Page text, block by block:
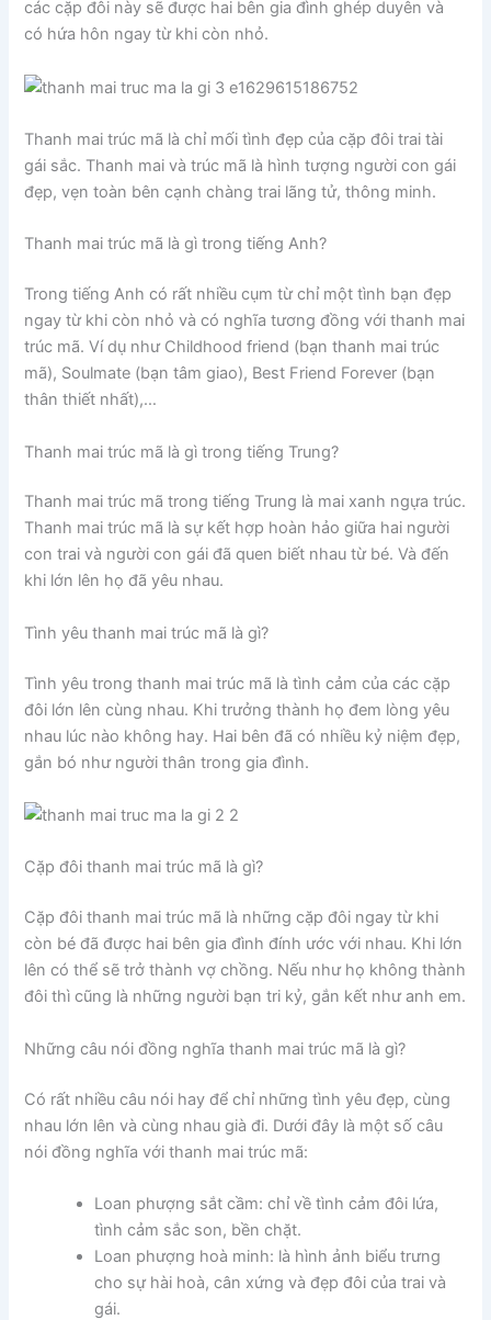
các cặp đôi này sẽ được hai bên gia đình ghép duyên và
có hứa hôn ngay từ khi còn nhỏ.
Thanh mai trúc mã là chỉ mối tình đẹp của cặp đôi trai tài
gái sắc. Thanh mai và trúc mã là hình tượng người con gái
đẹp, vẹn toàn bên cạnh chàng trai lãng tử, thông minh.
Thanh mai trúc mã là gì trong tiếng Anh?
Trong tiếng Anh có rất nhiều cụm từ chỉ một tình bạn đẹp
ngay từ khi còn nhỏ và có nghĩa tương đồng với thanh mai
trúc mã. Ví dụ như Childhood friend (bạn thanh mai trúc
mã), Soulmate (bạn tâm giao), Best Friend Forever (bạn
thân thiết nhất),…
Thanh mai trúc mã là gì trong tiếng Trung?
Thanh mai trúc mã trong tiếng Trung là mai xanh ngựa trúc.
Thanh mai trúc mã là sự kết hợp hoàn hảo giữa hai người
con trai và người con gái đã quen biết nhau từ bé. Và đến
khi lớn lên họ đã yêu nhau.
Tình yêu thanh mai trúc mã là gì?
Tình yêu trong thanh mai trúc mã là tình cảm của các cặp
đôi lớn lên cùng nhau. Khi trưởng thành họ đem lòng yêu
nhau lúc nào không hay. Hai bên đã có nhiều kỷ niệm đẹp,
gắn bó như người thân trong gia đình.
Cặp đôi thanh mai trúc mã là gì?
Cặp đôi thanh mai trúc mã là những cặp đôi ngay từ khi
còn bé đã được hai bên gia đình đính ước với nhau. Khi lớn
lên có thể sẽ trở thành vợ chồng. Nếu như họ không thành
đôi thì cũng là những người bạn tri kỷ, gắn kết như anh em.
Những câu nói đồng nghĩa thanh mai trúc mã là gì?
Có rất nhiều câu nói hay để chỉ những tình yêu đẹp, cùng
nhau lớn lên và cùng nhau già đi. Dưới đây là một số câu
nói đồng nghĩa với thanh mai trúc mã:
Loan phượng sắt cầm: chỉ về tình cảm đôi lứa,
tình cảm sắc son, bền chặt.
Loan phượng hoà minh: là hình ảnh biểu trưng
cho sự hài hoà, cân xứng và đẹp đôi của trai và
gái.